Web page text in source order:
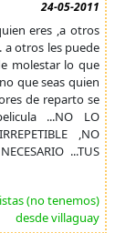
24-05-2011
eres ,a otros
a otros les puede
molestar lo que
que seas quien
de reparto se
...NO LO
,NO
...TUS
(no tenemos)
desde villaguay